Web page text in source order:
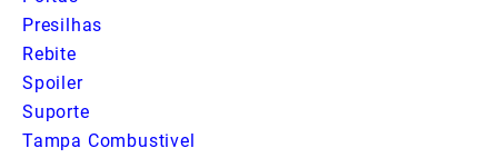
Presilhas
Rebite
Spoiler
Suporte
Tampa Combustivel